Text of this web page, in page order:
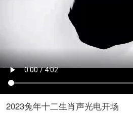
2023兔年十二生肖声光电开场